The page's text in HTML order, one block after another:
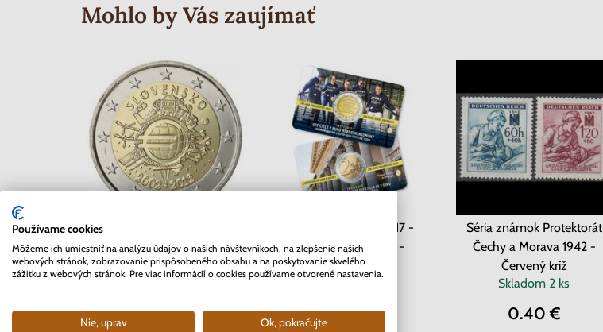
Mohlo by Vás zaujímať
2 EURO Slovensko 2012 -
10. rokov Euro meny
3.70 €
2 EURO Belgicko 2017 -
Univerzita v Gente -
coincard
Skladom
10.90 €
Séria známok Protektorát
Čechy a Morava 1942 -
Červený kríž
Skladom 2 ks
0.40 €
Používame cookies
Môžeme ich umiestniť na analýzu údajov o našich návštevníkoch, na zlepšenie našich
webových stránok, zobrazovanie prispôsobeného obsahu a na poskytovanie skvelého
zážitku z webových stránok. Pre viac informácií o cookies používame otvorené nastavenia.
Nie, uprav Ok, pokračujte